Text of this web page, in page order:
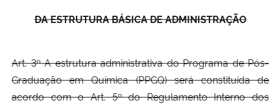
DA ESTRUTURA BÁSICA DE ADMINISTRAÇÃO
Art. 3º A estrutura administrativa do Programa de Pós-
Graduação em Química (PPGQ) será constituída de
acordo com o Art. 5º do Regulamento Interno dos